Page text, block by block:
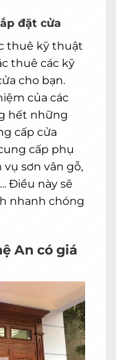
đặt cửa
thuê kỹ thuật
thuê các kỹ
cho bạn.
của các
hết những
cấp cửa
cấp phụ
vụ sơn vân gỗ,
Điều này sẽ
nhanh chóng
An có giá